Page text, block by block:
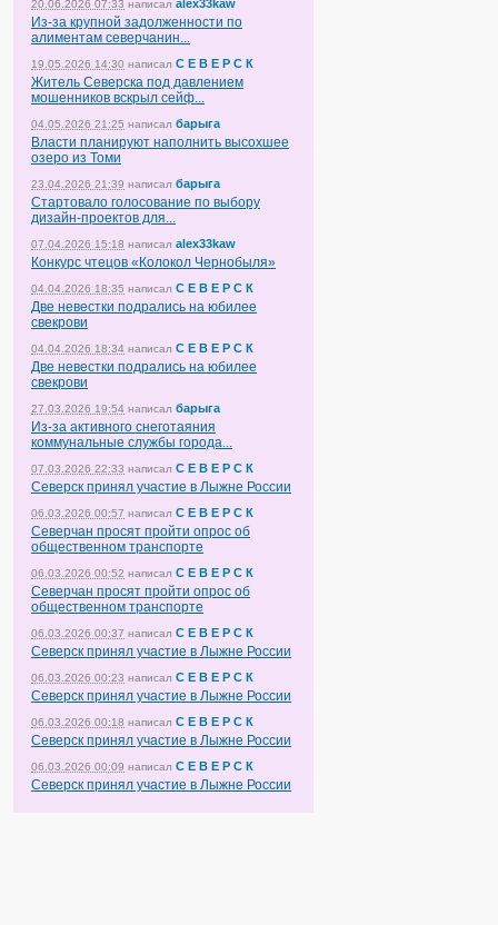
20.06.2026 07:33 написал alex33kaw
Из-за крупной задолженности по
алиментам северчанин...
19.05.2026 14:30 написал С Е В Е Р С К
Житель Северска под давлением
мошенников вскрыл сейф...
04.05.2026 21:25 написал барыга
Власти планируют наполнить высохшее
озеро из Томи
23.04.2026 21:39 написал барыга
Стартовало голосование по выбору
дизайн-проектов для...
07.04.2026 15:18 написал alex33kaw
Конкурс чтецов «Колокол Чернобыля»
04.04.2026 18:35 написал С Е В Е Р С К
Две невестки подрались на юбилее
свекрови
04.04.2026 18:34 написал С Е В Е Р С К
Две невестки подрались на юбилее
свекрови
27.03.2026 19:54 написал барыга
Из-за активного снеготаяния
коммунальные службы города...
07.03.2026 22:33 написал С Е В Е Р С К
Северск принял участие в Лыжне России
06.03.2026 00:57 написал С Е В Е Р С К
Северчан просят пройти опрос об
общественном транспорте
06.03.2026 00:52 написал С Е В Е Р С К
Северчан просят пройти опрос об
общественном транспорте
06.03.2026 00:37 написал С Е В Е Р С К
Северск принял участие в Лыжне России
06.03.2026 00:23 написал С Е В Е Р С К
Северск принял участие в Лыжне России
06.03.2026 00:18 написал С Е В Е Р С К
Северск принял участие в Лыжне России
06.03.2026 00:09 написал С Е В Е Р С К
Северск принял участие в Лыжне России